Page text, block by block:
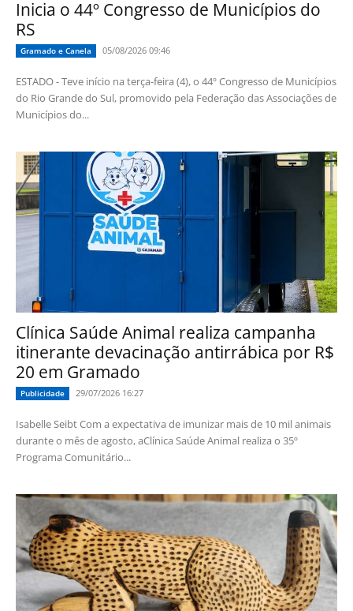
Inicia o 44º Congresso de Municípios do
RS
Gramado e Canela 05/08/2026 09:46
ESTADO - Teve início na terça-feira (4), o 44º Congresso de Municípios
do Rio Grande do Sul, promovido pela Federação das Associações de
Municípios do...
Clínica Saúde Animal realiza campanha
itinerante devacinação antirrábica por R$
20 em Gramado
Publicidade 29/07/2026 16:27
Isabelle Seibt Com a expectativa de imunizar mais de 10 mil animais
durante o mês de agosto, aClínica Saúde Animal realiza o 35º
Programa Comunitário...